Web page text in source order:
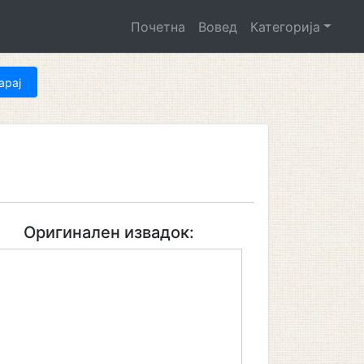
Почетна Вовед Категорија
Оригинален извадок: